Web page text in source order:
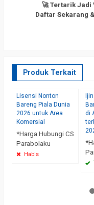
🚀 Tertarik Jadi
Daftar Sekarang
Produk Terkait
Lisensi Nonton
Bareng Piala Dunia
2026 untuk Area
Komersial
*Harga Hubungi CS
Parabolaku
Habis
di